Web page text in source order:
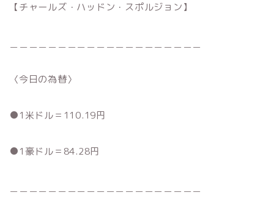
【チャールズ・ハッドン・スポルジョン】
〈今日の為替〉
●1米ドル＝110.19円
●1豪ドル＝84.28円